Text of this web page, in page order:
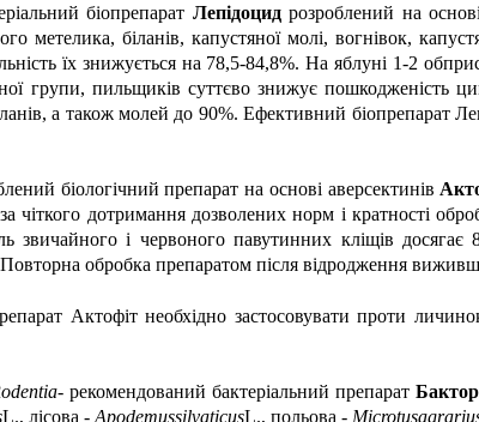
біопрепарат Лепідоцидрозроблений на основі
метелика, біланів, капустяної молі, вогнівок,
їх знижується на 78,5-84,8%. На яблуні 1-2
групи, пильщиків суттєво знижує пошкодженість
а також молей до 90%. Ефективний біопрепарат
біологічний препарат на основі аверсектинів
чіткого дотримання дозволених норм і кратності
звичайного і червоного павутинних кліщів
обробка препаратом після відродження
Актофіт необхідно застосовувати проти
- рекомендований бактеріальний препарат
L., лісова - ApodemussilvaticusL., польова - Microtus